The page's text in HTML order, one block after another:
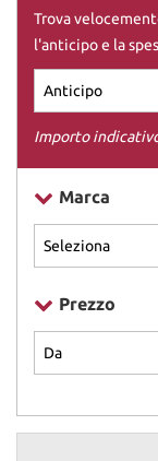
Trova
l'anticipo e la
Importo
Marca
Prezzo